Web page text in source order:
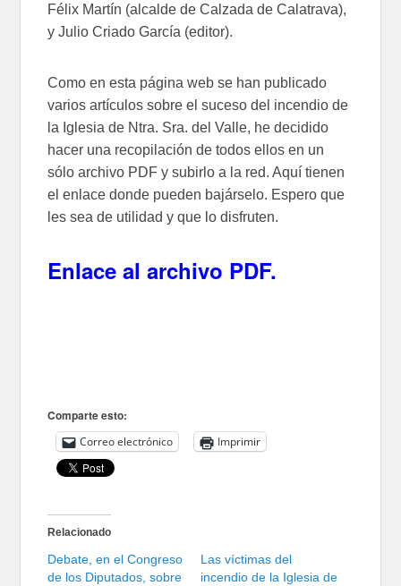
Félix Martín (alcalde de Calzada de Calatrava),
y Julio Criado García (editor).
Como en esta página web se han publicado
varios artículos sobre el suceso del incendio de
la Iglesia de Ntra. Sra. del Valle, he decidido
hacer una recopilación de todos ellos en un
sólo archivo PDF y subirlo a la red. Aquí tienen
el enlace donde pueden bajárselo. Espero que
les sea de utilidad y que lo disfruten.
Enlace al archivo PDF.
Comparte esto:
Correo electrónico Imprimir
Relacionado
Debate, en el Congreso
de los Diputados, sobre
Las víctimas del
incendio de la Iglesia de